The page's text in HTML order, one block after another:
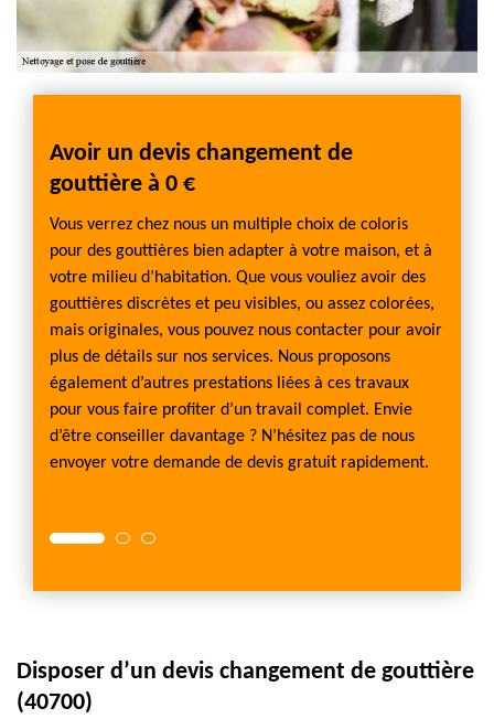
Avoir un devis changement de
gouttière à 0 €
Vous verrez chez nous un multiple choix de coloris
pour des gouttières bien adapter à votre maison, et à
votre milieu d’habitation. Que vous vouliez avoir des
gouttières discrètes et peu visibles, ou assez colorées,
mais originales, vous pouvez nous contacter pour avoir
plus de détails sur nos services. Nous proposons
également d’autres prestations liées à ces travaux
pour vous faire profiter d’un travail complet. Envie
d’être conseiller davantage ? N’hésitez pas de nous
envoyer votre demande de devis gratuit rapidement.
Disposer d’un devis changement de gouttière
(40700)